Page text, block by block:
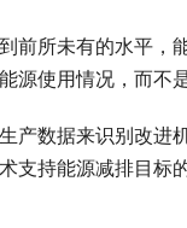
前所未有的水平，
源使用情况，而不
产数据来识别改进
支持能源减排目标